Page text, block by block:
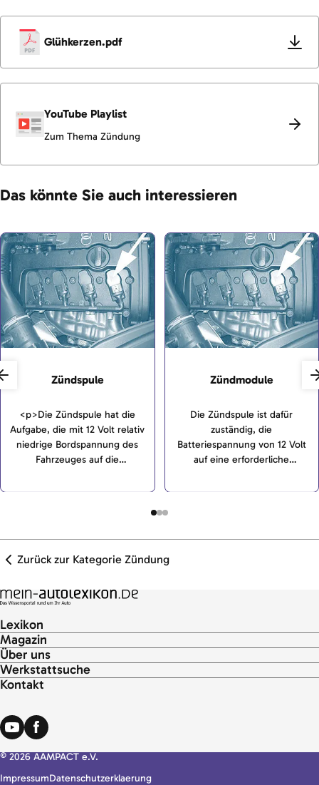
Glühkerzen.pdf
YouTube Playlist
Zum Thema Zündung
Das könnte Sie auch interessieren
Zündspule
<p>Die Zündspule hat die
Aufgabe, die mit 12 Volt relativ
niedrige Bordspannung des
Fahrzeuges auf die
Zündmodule
Die Zündspule ist dafür
zuständig, die
Batteriespannung von 12 Volt
auf eine erforderliche
Zurück zur Kategorie Zündung
Lexikon
Magazin
Über uns
Werkstattsuche
Kontakt
© 2026 AAMPACT e.V.
ImpressumDatenschutzerklaerung